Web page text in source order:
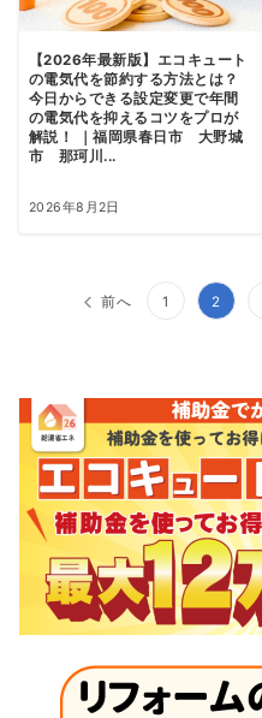
【2026年最新版】エコキュート
の電気代を節約する方法とは？
今日からできる設定変更で年間
の電気代を抑えるコツをプロが
解説！ ｜福岡県春日市 大野城
市 那珂川...
2026年8月2日
ビ
ゲ
ー
シ
ョ
ン
前へ 1 2